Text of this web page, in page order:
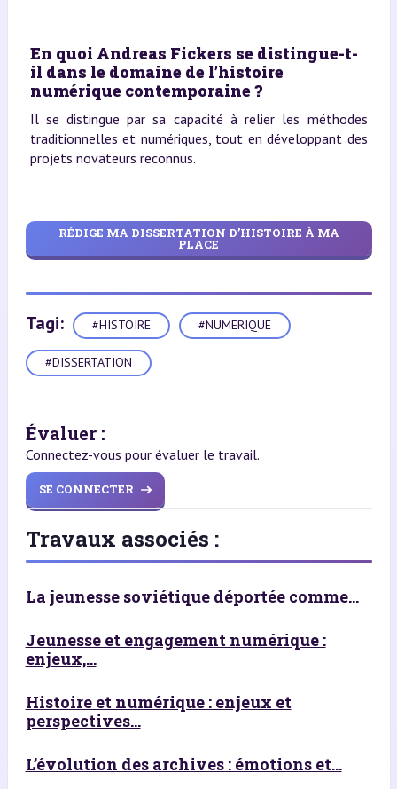
En quoi Andreas Fickers se distingue-t-
il dans le domaine de l’histoire
numérique contemporaine ?
Il se distingue par sa capacité à relier les méthodes
traditionnelles et numériques, tout en développant des
projets novateurs reconnus.
RÉDIGE MA DISSERTATION D’HISTOIRE À MA
PLACE
Tagi: #HISTOIRE #NUMERIQUE
#DISSERTATION
Évaluer :
Connectez-vous pour évaluer le travail.
SE CONNECTER
Travaux associés :
La jeunesse soviétique déportée comme...
Jeunesse et engagement numérique :
enjeux,...
Histoire et numérique : enjeux et
perspectives...
L’évolution des archives : émotions et...